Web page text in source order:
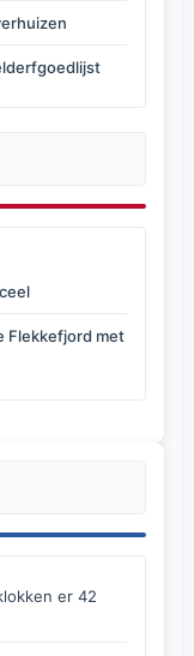
Flekkefjord met
er 42